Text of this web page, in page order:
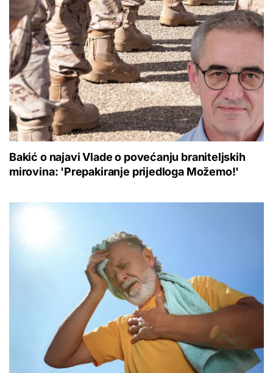
Bakić o najavi Vlade o povećanju braniteljskih
mirovina: 'Prepakiranje prijedloga Možemo!'